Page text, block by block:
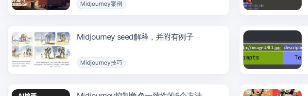
Midjourney案例
Midjourney seed解释，并附有例子
Midjourney技巧